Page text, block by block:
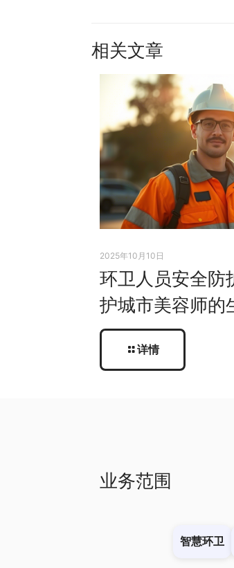
相关文章
2025年10月10日
环卫人员安全防
护城市美容师的
详情
业务范围
智慧环卫